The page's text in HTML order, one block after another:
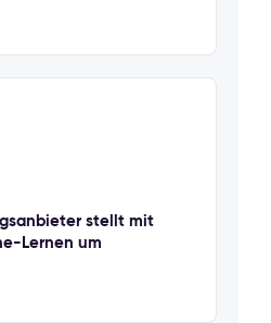
stellt mit
Lernen um